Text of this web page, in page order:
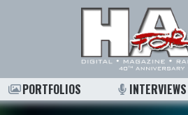
PORTFOLIOS INTERVIEWS